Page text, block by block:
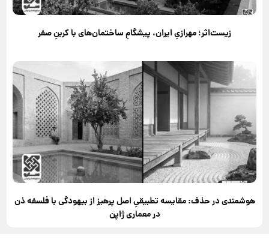
زیست‌اثر؛ مهرازیِ ایران، پیشگامِ ساختمان‌های با کربنِ صفر
هوشمندی در حذف: مقایسه تطبیقیِ اصل پرهیز از بیهودگی با فلسفه ذن
در معماری ژاپن